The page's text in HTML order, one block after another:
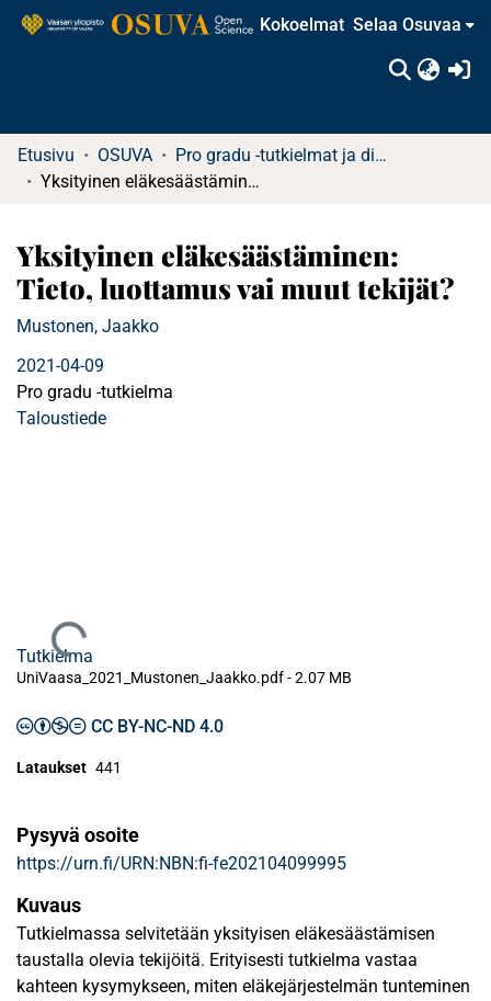
Kokoelmat Selaa Osuvaa
Etusivu OSUVA
Pro gradu -tutkielmat ja diplomityöt
Yksityinen eläkesäästäminen: Tieto, luottamus vai muut tekijät?
Yksityinen eläkesäästäminen:
Tieto, luottamus vai muut tekijät?
Mustonen, Jaakko
2021-04-09
Pro gradu -tutkielma
Taloustiede
Ladataan...
Tutkielma
UniVaasa_2021_Mustonen_Jaakko.pdf -2.07 MB
CC BY-NC-ND 4.0
Lataukset 441
Pysyvä osoite
https://urn.fi/URN:NBN:fi-fe202104099995
Kuvaus
Tutkielmassa selvitetään yksityisen eläkesäästämisen
taustalla olevia tekijöitä. Erityisesti tutkielma vastaa
kahteen kysymykseen, miten eläkejärjestelmän tunteminen